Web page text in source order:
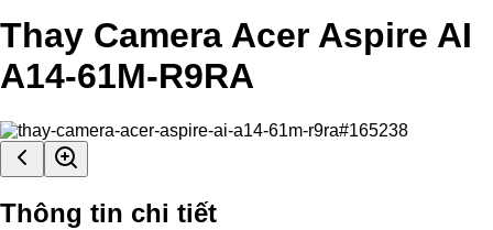
Thay Camera Acer Aspire AI
A14-61M-R9RA
Thông tin chi tiết